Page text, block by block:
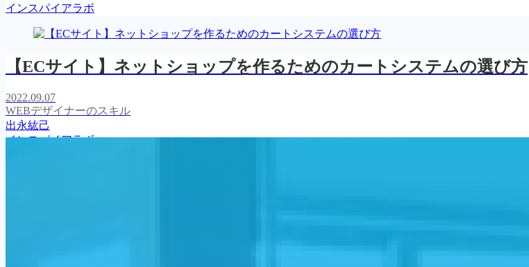
インスパイアラボ
【ECサイト】ネットショップを作るためのカートシステムの選び方
2022.09.07
WEBデザイナーのスキル
出永紘己
インスパイアラボ